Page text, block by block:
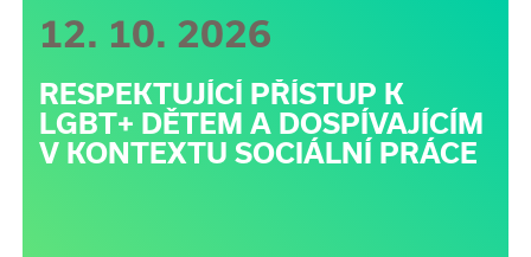
12. 10. 2026
RESPEKTUJÍCÍ PŘÍSTUP K
LGBT+ DĚTEM A DOSPÍVAJÍCÍM
V KONTEXTU SOCIÁLNÍ PRÁCE